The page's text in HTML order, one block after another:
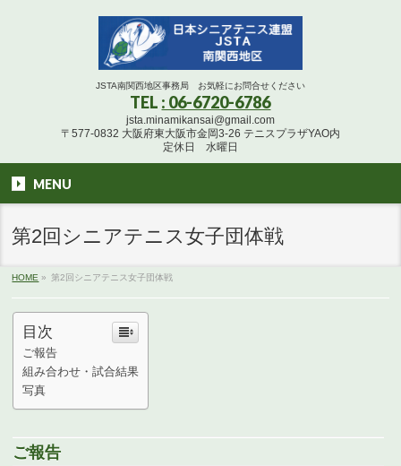
JSTA南関西地区事務局 お気軽にお問合せください
TEL : 06-6720-6786
jsta.minamikansai@gmail.com
〒577-0832 大阪府東大阪市金岡3-26 テニスプラザYAO内
定休日 水曜日
MENU
第2回シニアテニス女子団体戦
HOME » 第2回シニアテニス女子団体戦
目次
ご報告
組み合わせ・試合結果
写真
ご報告